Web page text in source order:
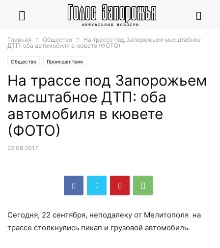
Главная Общество
На трассе под Запорожьем масштабное
ДТП: оба автомобиля в кювете (ФОТО)
Общество Происшествия
На трассе под Запорожьем
масштабное ДТП: оба
автомобиля в кювете
(ФОТО)
22.09.2017
Сегодня, 22 сентября, неподалеку от Мелитополя на
трассе столкнулись пикап и грузовой автомобиль.